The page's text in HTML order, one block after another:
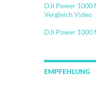
DJI Power 1000
Vergleich Video
DJI Power 1000
EMPFEHLUNG